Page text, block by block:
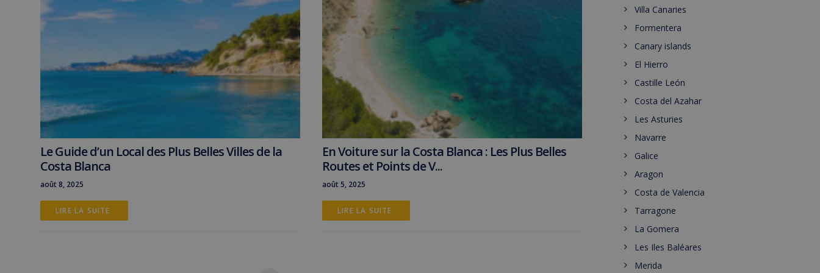
Le Guide d’un Local des Plus Belles Villes de la
Costa Blanca
août 8, 2025
LIRE LA SUITE
En Voiture sur la Costa Blanca : Les Plus Belles
Routes et Points de V...
août 5, 2025
LIRE LA SUITE
Villa Canaries
Formentera
Canary islands
El Hierro
Castille León
Costa del Azahar
Les Asturies
Navarre
Galice
Aragon
Costa de Valencia
Tarragone
La Gomera
Les Iles Baléares
Merida